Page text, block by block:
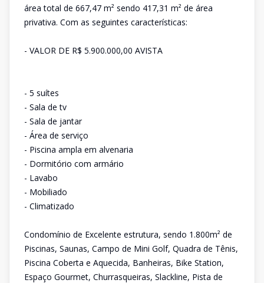
área total de 667,47 m² sendo 417,31 m² de área
privativa. Com as seguintes características:
- VALOR DE R$ 5.900.000,00 AVISTA
- 5 suítes
- Sala de tv
- Sala de jantar
- Área de serviço
- Piscina ampla em alvenaria
- Dormitório com armário
- Lavabo
- Mobiliado
- Climatizado
Condomínio de Excelente estrutura, sendo 1.800m² de
Piscinas, Saunas, Campo de Mini Golf, Quadra de Tênis,
Piscina Coberta e Aquecida, Banheiras, Bike Station,
Espaço Gourmet, Churrasqueiras, Slackline, Pista de